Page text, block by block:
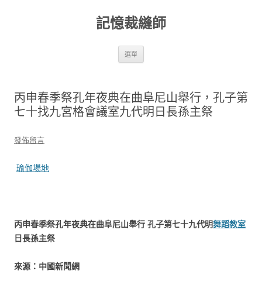
記憶裁縫師
選單
丙申春季祭孔年夜典在曲阜尼山舉行，孔子第
七十找九宮格會議室九代明日長孫主祭
發佈留言
瑜伽場地
丙申春季祭孔年夜典在曲阜尼山舉行 孔子第七十九代明舞蹈教室
日長孫主祭
來源：中國新聞網